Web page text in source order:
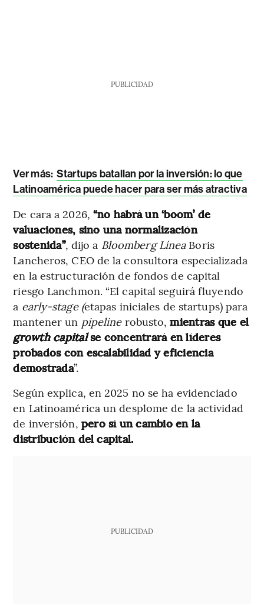
PUBLICIDAD
Ver más: Startups batallan por la inversión: lo que
Latinoamérica puede hacer para ser más atractiva
De cara a 2026, “no habrá un ‘boom’ de
valuaciones, sino una normalización
sostenida”, dijo a Bloomberg LíneaBoris
Lancheros, CEO de la consultora especializada
en la estructuración de fondos de capital
riesgo Lanchmon. “El capital seguirá fluyendo
a early-stage (etapas iniciales de startups) para
mantener un pipelinerobusto,mientras que el
growth capitalse concentrará en líderes
probados con escalabilidad y eficiencia
demostrada”.
Según explica, en 2025 no se ha evidenciado
en Latinoamérica un desplome de la actividad
de inversión, pero sí un cambio en la
distribución del capital.
PUBLICIDAD